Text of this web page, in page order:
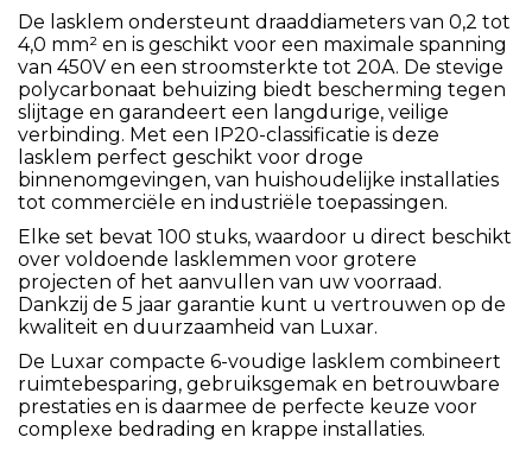
De lasklem ondersteunt draaddiameters van 0,2 tot
4,0 mm² en is geschikt voor een maximale spanning
van 450V en een stroomsterkte tot 20A. De stevige
polycarbonaat behuizing biedt bescherming tegen
slijtage en garandeert een langdurige, veilige
verbinding. Met een IP20-classificatie is deze
lasklem perfect geschikt voor droge
binnenomgevingen, van huishoudelijke installaties
tot commerciële en industriële toepassingen.
Elke set bevat 100 stuks, waardoor u direct beschikt
over voldoende lasklemmen voor grotere
projecten of het aanvullen van uw voorraad.
Dankzij de 5 jaar garantie kunt u vertrouwen op de
kwaliteit en duurzaamheid van Luxar.
De Luxar compacte 6-voudige lasklem combineert
ruimtebesparing, gebruiksgemak en betrouwbare
prestaties en is daarmee de perfecte keuze voor
complexe bedrading en krappe installaties.